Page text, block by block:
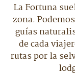
La Fortuna
zona.
guías
de cada
rutas por la